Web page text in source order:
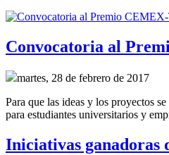
Convocatoria al
martes, 28 de febrero de 2017
Para que las ideas y los proyectos
para estudiantes universitarios y
Iniciativas ganadoras